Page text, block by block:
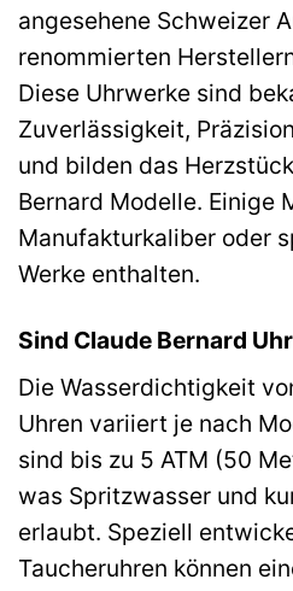
angesehene Schweizer
renommierten
Diese Uhrwerke sind
Zuverlässigkeit,
und bilden das
Bernard Modelle. Einige
Manufakturkaliber oder
Werke enthalten.
Sind Claude Bernard
Die Wasserdichtigkeit
Uhren variiert je nach
sind bis zu 5 ATM (50
was Spritzwasser und
erlaubt. Speziell
Taucheruhren können